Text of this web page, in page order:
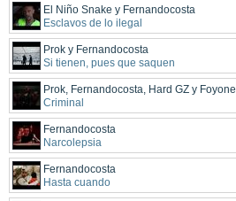
El Niño Snake y Fernandocosta
Esclavos de lo ilegal
Prok y Fernandocosta
Si tienen, pues que saquen
Prok, Fernandocosta, Hard GZ y Foyone
Criminal
Fernandocosta
Narcolepsia
Fernandocosta
Hasta cuando